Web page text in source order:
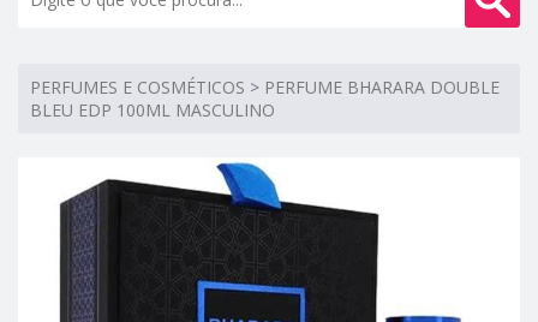
PERFUMES E COSMÉTICOS > PERFUME BHARARA DOUBLE
BLEU EDP 100ML MASCULINO